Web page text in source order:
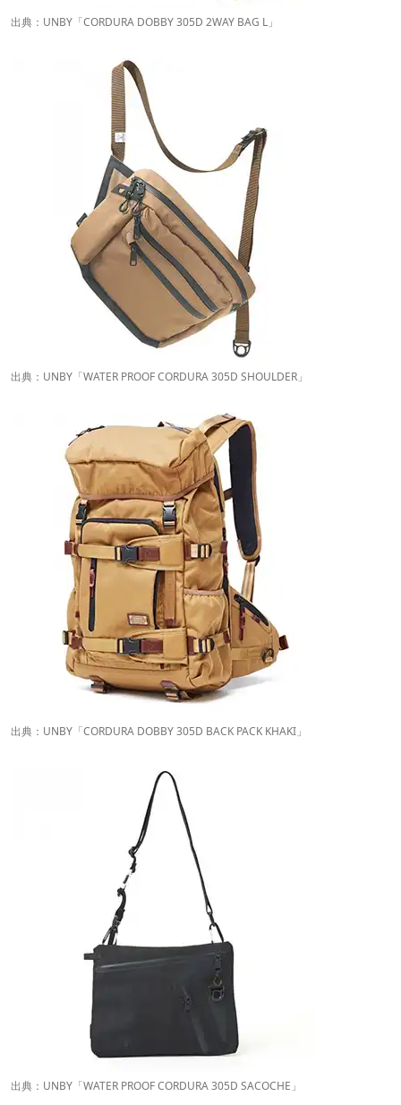
出典： UNBY 「CORDURA DOBBY 305D 2WAY BAG L」
出典： UNBY 「WATER PROOF CORDURA 305D SHOULDER」
出典： UNBY 「CORDURA DOBBY 305D BACK PACK KHAKI」
出典： UNBY 「WATER PROOF CORDURA 305D SACOCHE」